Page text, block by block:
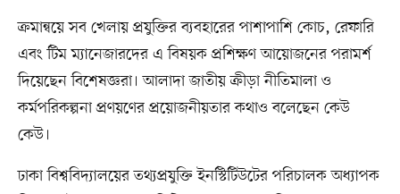
ক্রমান্বয়ে সব খেলায় প্রযুক্তির ব্যবহারের পাশাপাশি কোচ, রেফারি
এবং টিম ম্যানেজারদের এ বিষয়ক প্রশিক্ষণ আয়োজনের পরামর্শ
দিয়েছেন বিশেষজ্ঞরা। আলাদা জাতীয় ক্রীড়া নীতিমালা ও
কর্মপরিকল্পনা প্রণয়ণের প্রয়োজনীয়তার কথাও বলেছেন কেউ
কেউ।
‎ঢাকা বিশ্ববিদ্যালয়ের তথ্যপ্রযুক্তি ইনস্টিটিউটের পরিচালক অধ্যাপক